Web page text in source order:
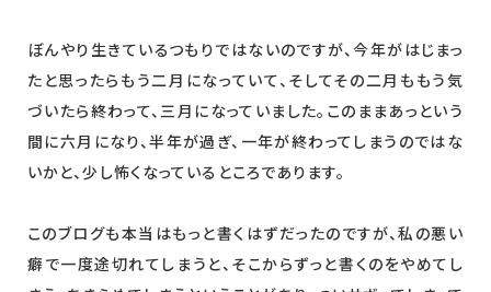
ぼんやり生きているつもりではないのですが、今年がはじまっ
たと思ったらもう二月になっていて、そしてその二月ももう気
づいたら終わって、三月になっていました。このままあっという
間に六月になり、半年が過ぎ、一年が終わってしまうのではな
いかと、少し怖くなっているところであります。
このブログも本当はもっと書くはずだったのですが、私の悪い
癖で一度途切れてしまうと、そこからずっと書くのをやめてし